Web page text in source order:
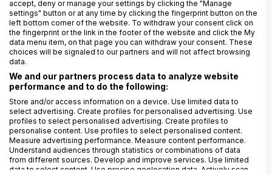
19. 3. 2025
ESG hýbe světem byznysu už několik let. Co změní
OMNIBUS?
accept, deny or manage your settings by clicking the "Manage
settings" button or at any time by clicking the fingerprint button on the
left bottom corner of the website. To withdraw your consent click on
the fingerprint or the link in the footer of the website and click the My
data menu item, on that page you can withdraw your consent. These
choices will be signaled to our partners and will not affect browsing
data.
We and our partners process data to analyze website
performance and to do the following:
Store and/or access information on a device. Use limited data to
select advertising. Create profiles for personalised advertising. Use
profiles to select personalised advertising. Create profiles to
personalise content. Use profiles to select personalised content.
Measure advertising performance. Measure content performance.
Understand audiences through statistics or combinations of data
from different sources. Develop and improve services. Use limited
data to select content. Use precise geolocation data. Actively scan